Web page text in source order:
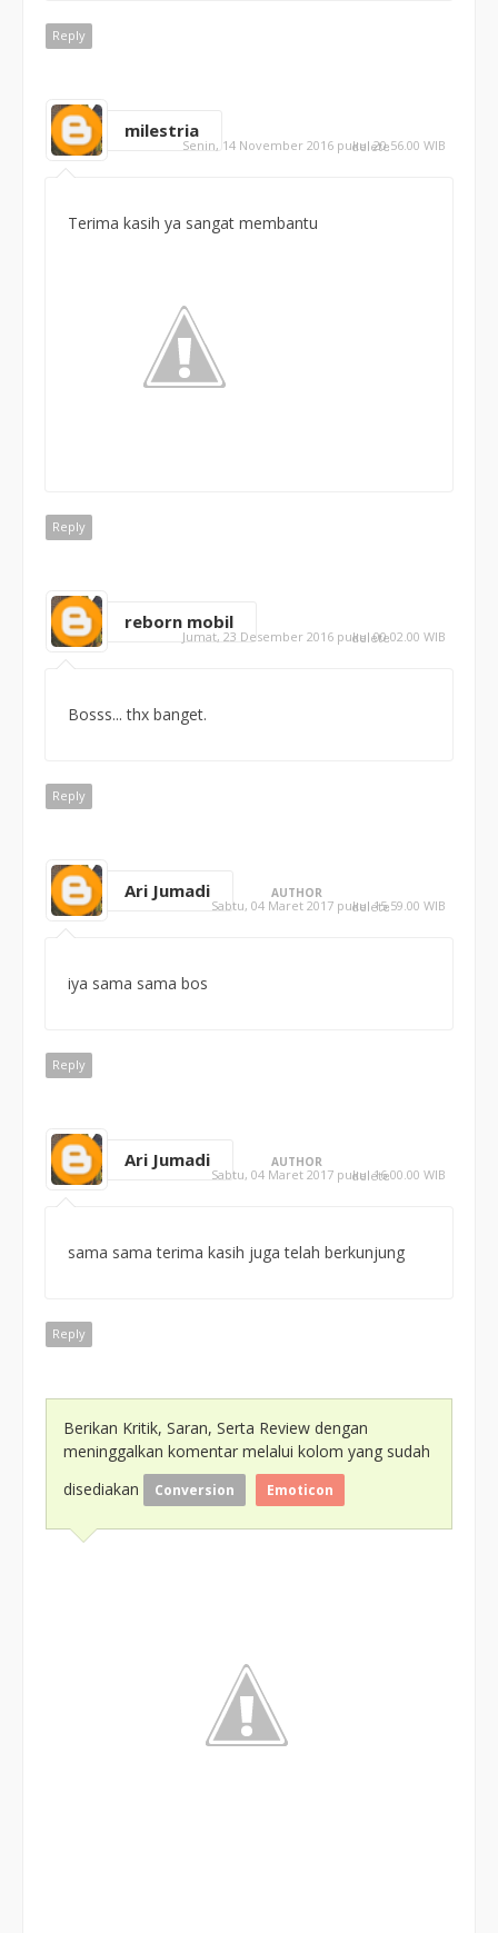
Reply
milestria
Senin, 14 November 2016 pukul 20.56.00 WIB
delete
Terima kasih ya sangat membantu
Reply
reborn mobil
Jumat, 23 Desember 2016 pukul 00.02.00 WIB
delete
Bosss... thx banget.
Reply
Ari Jumadi AUTHOR
Sabtu, 04 Maret 2017 pukul 15.59.00 WIB
delete
iya sama sama bos
Reply
Ari Jumadi AUTHOR
Sabtu, 04 Maret 2017 pukul 16.00.00 WIB
delete
sama sama terima kasih juga telah berkunjung
Reply
Berikan Kritik, Saran, Serta Review dengan
meninggalkan komentar melalui kolom yang sudah
disediakan
Conversion Emoticon